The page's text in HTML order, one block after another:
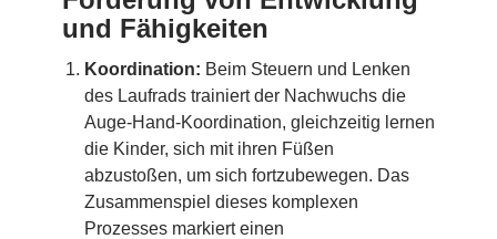
und Fähigkeiten
Koordination: Beim Steuern und Lenken
des Laufrads trainiert der Nachwuchs die
Auge-Hand-Koordination, gleichzeitig lernen
die Kinder, sich mit ihren Füßen
abzustoßen, um sich fortzubewegen. Das
Zusammenspiel dieses komplexen
Prozesses markiert einen